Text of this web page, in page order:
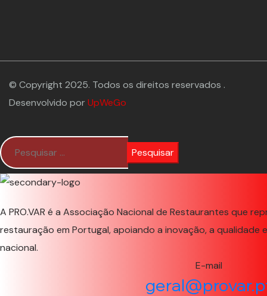
© Copyright 2025. Todos os direitos reservados .
Desenvolvido porUpWeGo
Pesquisar
por:
A PRO.VAR é a Associação Nacional de Restaurantes que
restauração em Portugal, apoiando a inovação, a qualidade
nacional.
E-mail